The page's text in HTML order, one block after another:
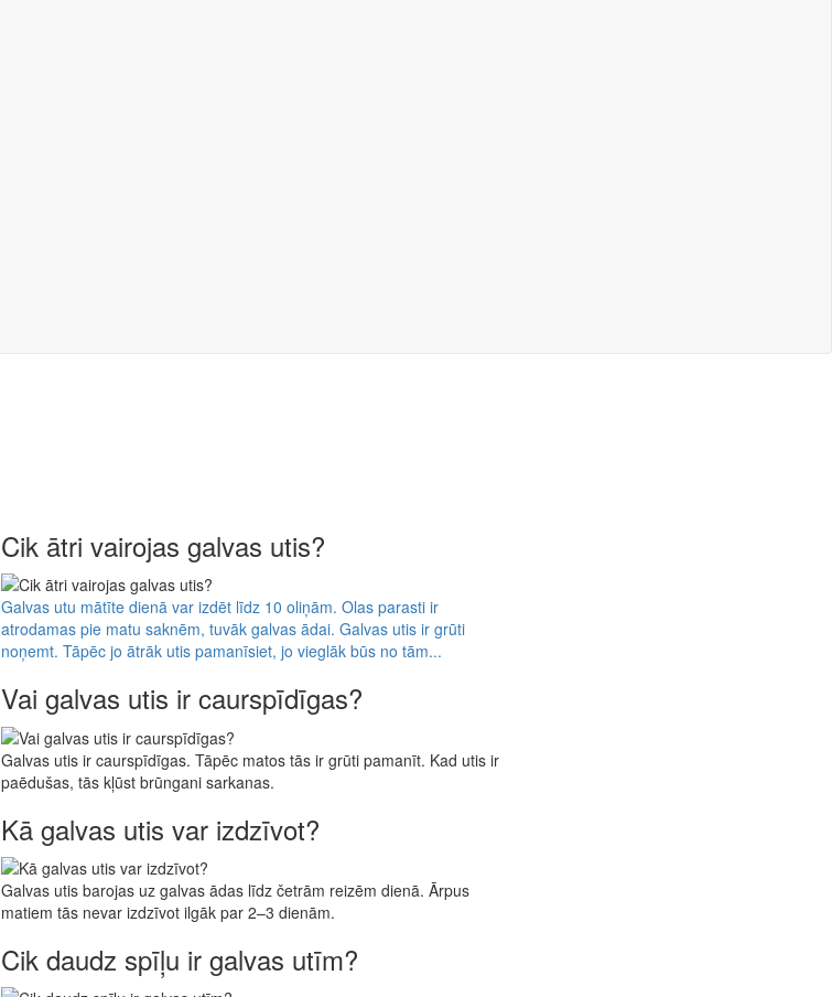
Cik ātri vairojas galvas utis?
Galvas utu mātīte dienā var izdēt līdz 10 oliņām. Olas parasti ir
atrodamas pie matu saknēm, tuvāk galvas ādai. Galvas utis ir grūti
noņemt. Tāpēc jo ātrāk utis pamanīsiet, jo vieglāk būs no tām...
Vai galvas utis ir caurspīdīgas?
Galvas utis ir caurspīdīgas. Tāpēc matos tās ir grūti pamanīt. Kad utis ir
paēdušas, tās kļūst brūngani sarkanas.
Kā galvas utis var izdzīvot?
Galvas utis barojas uz galvas ādas līdz četrām reizēm dienā. Ārpus
matiem tās nevar izdzīvot ilgāk par 2–3 dienām.
Cik daudz spīļu ir galvas utīm?